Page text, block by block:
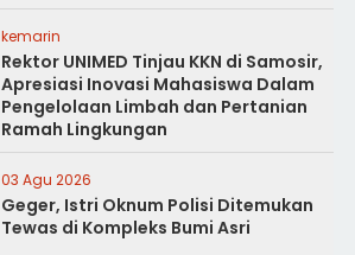
kemarin
Rektor UNIMED Tinjau KKN di Samosir,
Apresiasi Inovasi Mahasiswa Dalam
Pengelolaan Limbah dan Pertanian
Ramah Lingkungan
03 Agu 2026
Geger, Istri Oknum Polisi Ditemukan
Tewas di Kompleks Bumi Asri